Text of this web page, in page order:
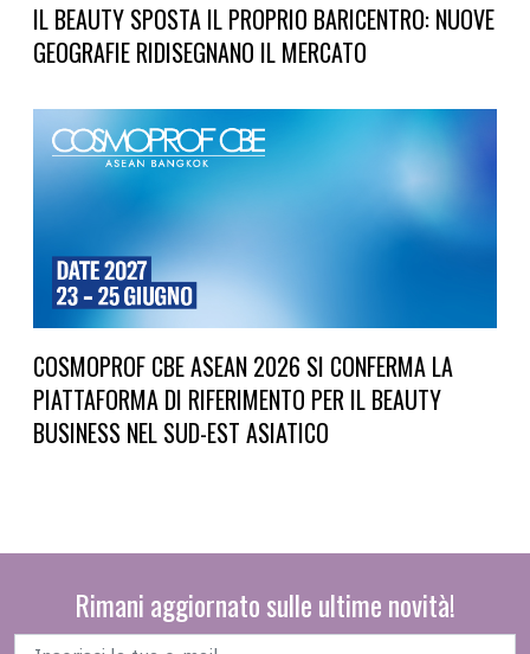
IL BEAUTY SPOSTA IL PROPRIO BARICENTRO: NUOVE
GEOGRAFIE RIDISEGNANO IL MERCATO
COSMOPROF CBE ASEAN 2026 SI CONFERMA LA
PIATTAFORMA DI RIFERIMENTO PER IL BEAUTY
BUSINESS NEL SUD-EST ASIATICO
Rimani aggiornato sulle ultime novità!